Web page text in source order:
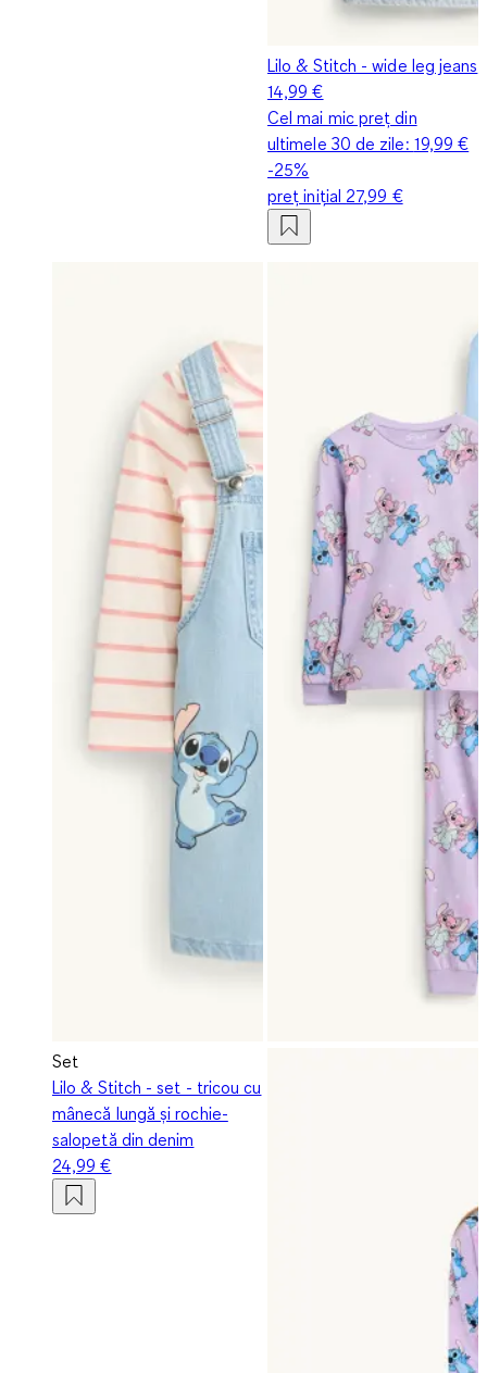
Lilo & Stitch - wide leg jeans
14,99 €
Cel mai mic preț din
ultimele 30 de zile: 19,99 €
-25%
preț inițial 27,99 €
Set
Lilo & Stitch - set - tricou cu
mânecă lungă și rochie-
salopetă din denim
24,99 €